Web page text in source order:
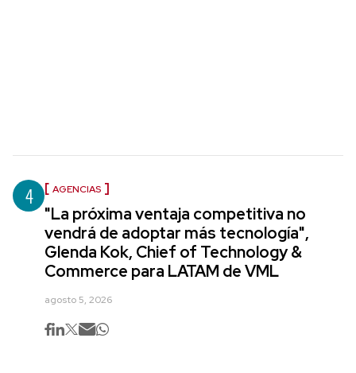
4 AGENCIAS
"La próxima ventaja competitiva no
vendrá de adoptar más tecnología",
Glenda Kok, Chief of Technology &
Commerce para LATAM de VML
agosto 5, 2026